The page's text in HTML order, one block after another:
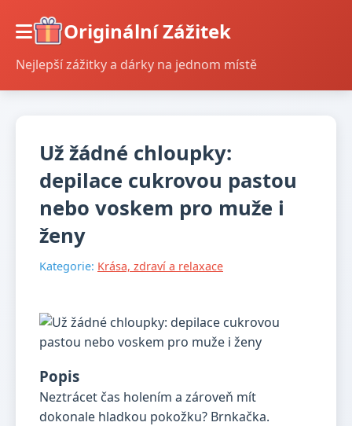
Originální Zážitek
Nejlepší zážitky a dárky na jednom místě
Už žádné chloupky:
depilace cukrovou pastou
nebo voskem pro muže i
ženy
Kategorie: Krása, zdraví a relaxace
Popis
Neztrácet čas holením a zároveň mít
dokonale hladkou pokožku? Brnkačka.